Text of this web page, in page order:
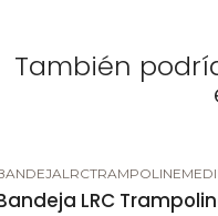
También
LRC